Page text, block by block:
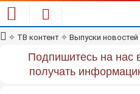
✧ ТВ контент ✧ Выпуски новостей
Подпишитесь на нас
получать